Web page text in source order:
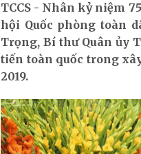
TCCS - Nhân kỷ niệm
hội Quốc phòng toàn
Trọng, Bí thư Quân ủy
tiến toàn quốc trong
2019.